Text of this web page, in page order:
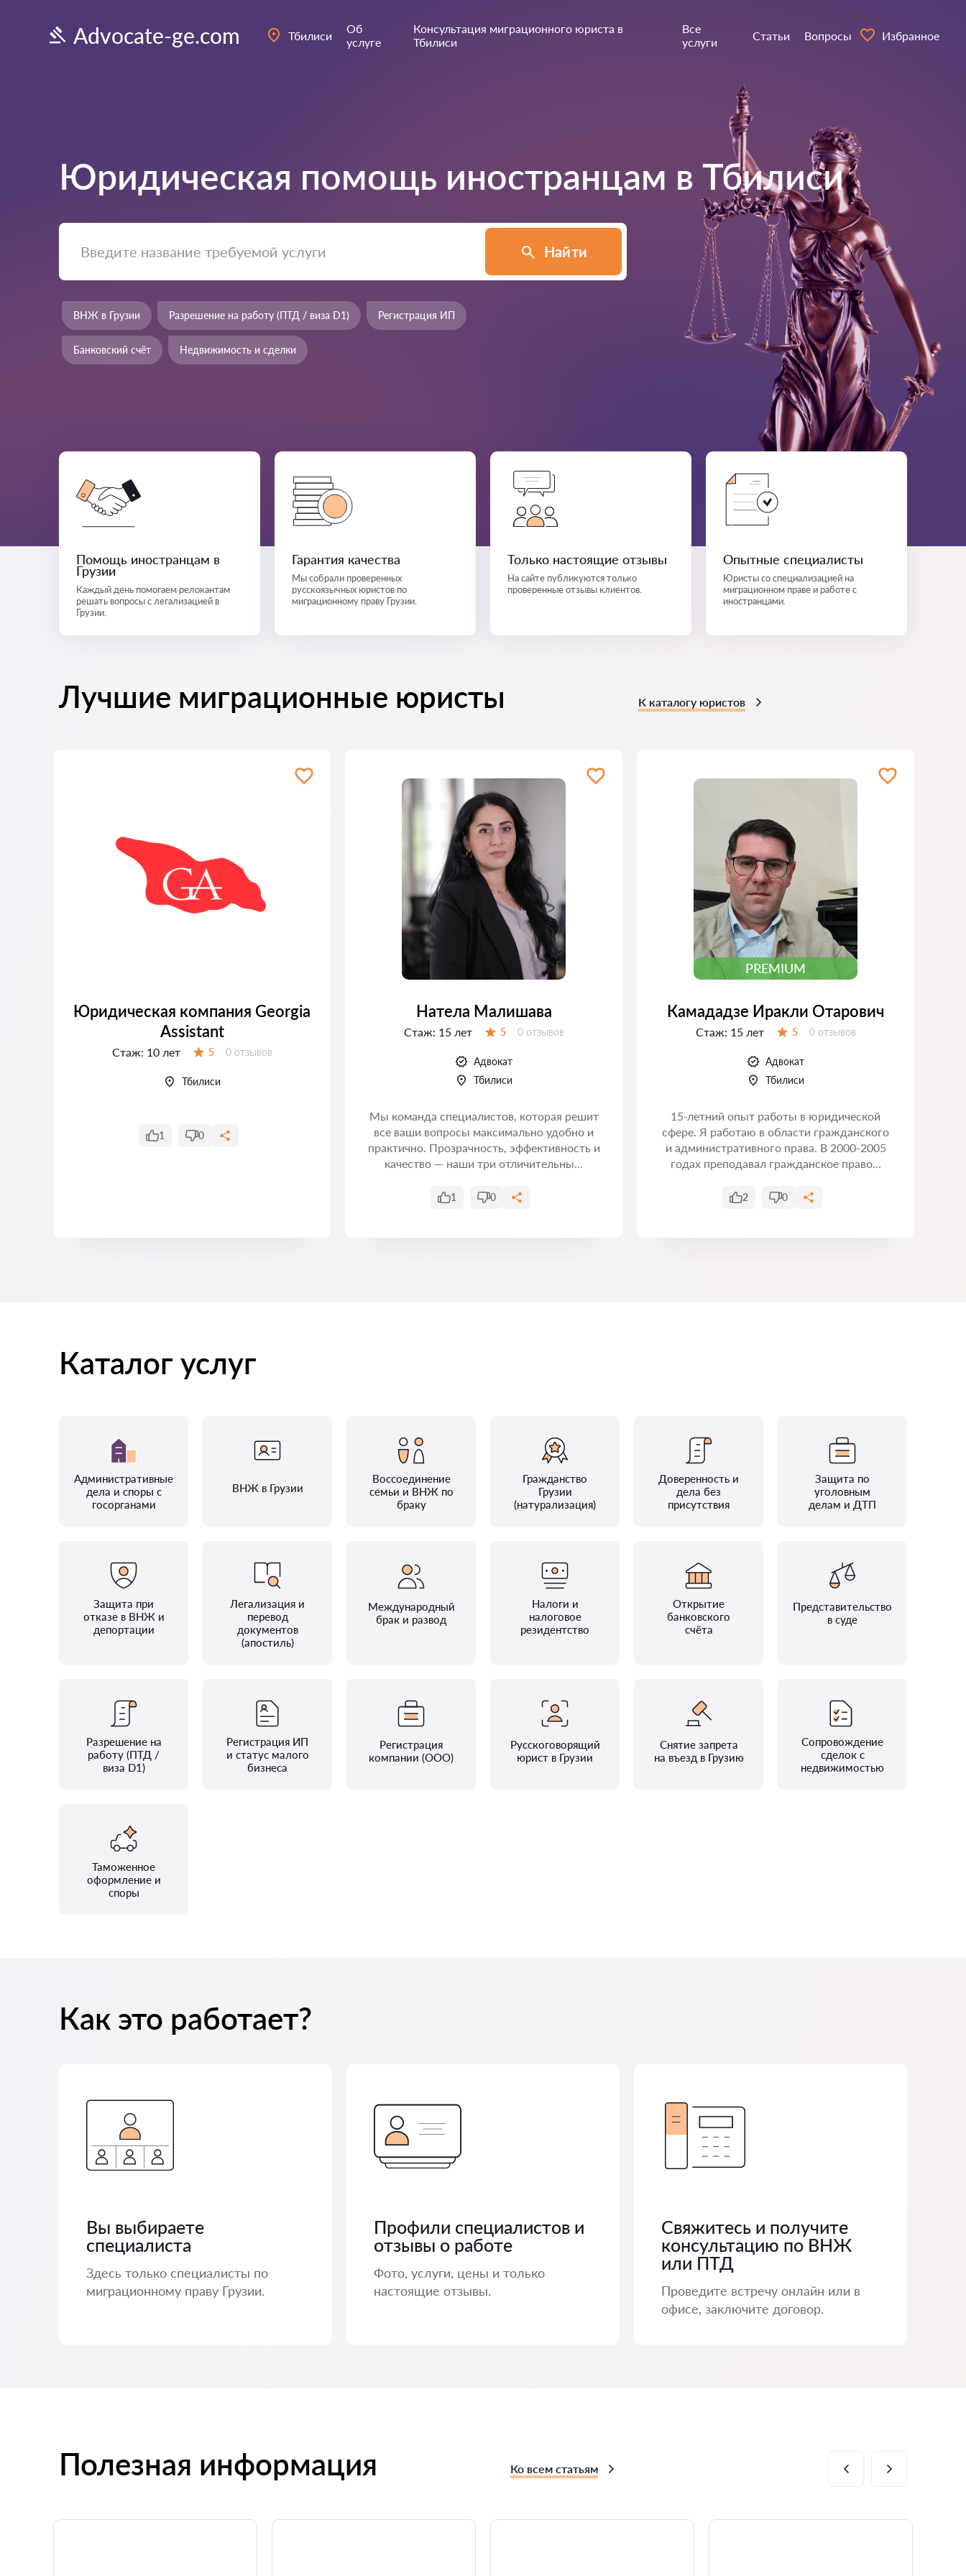
Advocate-ge.com Тбилиси
Об
услуге
Консультация миграционного юриста в
Тбилиси
Все
услуги
Статьи Вопросы Избранное
Юридическая помощь иностранцам в Тбилиси
Найти
ВНЖ в Грузии Разрешение на работу (ПТД / виза D1) Регистрация ИП
Банковский счёт Недвижимость и сделки
Помощь иностранцам в
Грузии
Каждый день помогаем релокантам
решать вопросы с легализацией в
Грузии.
Гарантия качества
Мы собрали проверенных
русскоязычных юристов по
миграционному праву Грузии.
Только настоящие отзывы
На сайте публикуются только
проверенные отзывы клиентов.
Опытные специалисты
Юристы со специализацией на
миграционном праве и работе с
иностранцами.
Лучшие миграционные юристы К каталогу юристов
Юридическая компания Georgia
Assistant
Стаж: 10 лет 5 Отзывов:
0 отзывов
Тбилиси
1 0
Натела Малишава
Стаж: 15 лет 5 Отзывов:
0 отзывов
Адвокат
Тбилиси
Мы команда специалистов, которая решит
все ваши вопросы максимально удобно и
практично. Прозрачность, эффективность и
качество — наши три отличительны...
1 0
PREMIUM
Камададзе Иракли Отарович
Стаж: 15 лет 5 Отзывов:
0 отзывов
Адвокат
Тбилиси
15-летний опыт работы в юридической
сфере. Я работаю в области гражданского
и административного права. В 2000-2005
годах преподавал гражданское право...
2 0
Каталог услуг
Административные
дела и споры с
госорганами
ВНЖ в Грузии
Воссоединение
семьи и ВНЖ по
браку
Гражданство
Грузии
(натурализация)
Доверенность и
дела без
присутствия
Защита по
уголовным
делам и ДТП
Защита при
отказе в ВНЖ и
депортации
Легализация и
перевод
документов
(апостиль)
Международный
брак и развод
Налоги и
налоговое
резидентство
Открытие
банковского
счёта
Представительство
в суде
Разрешение на
работу (ПТД /
виза D1)
Регистрация ИП
и статус малого
бизнеса
Регистрация
компании (ООО)
Русскоговорящий
юрист в Грузии
Снятие запрета
на въезд в Грузию
Сопровождение
сделок с
недвижимостью
Таможенное
оформление и
споры
Как это работает?
Вы выбираете
специалиста
Здесь только специалисты по
миграционному праву Грузии.
Профили специалистов и
отзывы о работе
Фото, услуги, цены и только
настоящие отзывы.
Свяжитесь и получите
консультацию по ВНЖ
или ПТД
Проведите встречу онлайн или в
офисе, заключите договор.
Полезная информация Ко всем статьям